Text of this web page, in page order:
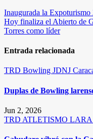
Navegación
de
Inaugurada la
Hoy finaliza el Abierto de
Torres como líder
Entrada relacionada
TRD Bowling JDNJ
Duplas de Bowling
Jun 2, 2026
TRD ATLETISMO LARA